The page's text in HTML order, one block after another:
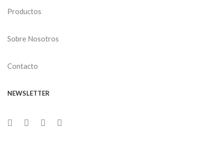
Productos
Sobre Nosotros
Contacto
NEWSLETTER